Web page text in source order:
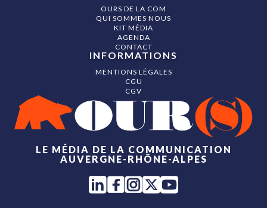
LE MÉDIA DE LA COMMUNICATION
AUVERGNE-RHÔNE-ALPES
OURS DE LA COM
QUI SOMMES NOUS
KIT MÉDIA
AGENDA
CONTACT
INFORMATIONS
MENTIONS LÉGALES
CGU
CGV